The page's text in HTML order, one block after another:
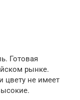
Готовая
рынке.
не имеет